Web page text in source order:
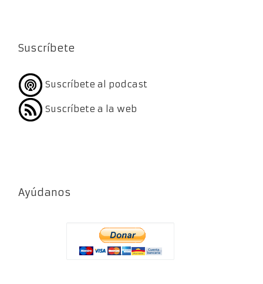
Suscríbete
Suscríbete al podcast
Suscríbete a la web
Ayúdanos